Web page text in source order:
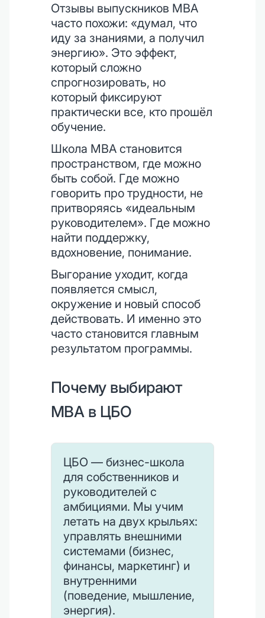
Отзывы выпускников MBA
часто похожи: «думал, что
иду за знаниями, а получил
энергию». Это эффект,
который сложно
спрогнозировать, но
который фиксируют
практически все, кто прошёл
обучение.
Школа MBA становится
пространством, где можно
быть собой. Где можно
говорить про трудности, не
притворяясь «идеальным
руководителем». Где можно
найти поддержку,
вдохновение, понимание.
Выгорание уходит, когда
появляется смысл,
окружение и новый способ
действовать. И именно это
часто становится главным
результатом программы.
Почему выбирают
MBA в ЦБО
ЦБО — бизнес-школа
для собственников и
руководителей с
амбициями. Мы учим
летать на двух крыльях:
управлять внешними
системами (бизнес,
финансы, маркетинг) и
внутренними
(поведение, мышление,
энергия).